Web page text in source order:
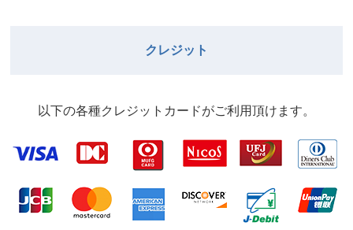
クレジット
以下の各種クレジットカードがご利⽤頂けます。